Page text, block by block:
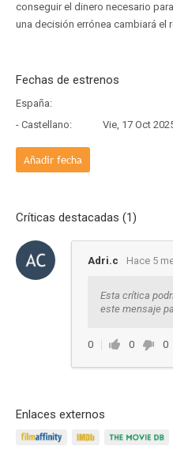
conseguir el dinero necesario
una decisión errónea cambiará el
Fechas de estrenos
España:
- Castellano:
Vie, 17 Oct 2025 (Hace 9
Añadir fecha
Críticas destacadas (1)
Adri.c Hace 5
Esta crítica
este mensaje
0 0 0
Enlaces externos